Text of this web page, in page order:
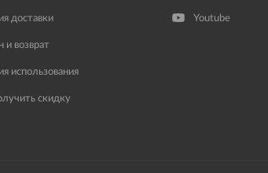
доставки
возврат
использования
скидку
Youtube